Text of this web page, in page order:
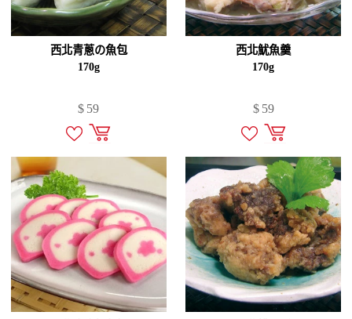
西北青蔥の魚包
170g
$ 59
西北魷魚羹
170g
$ 59